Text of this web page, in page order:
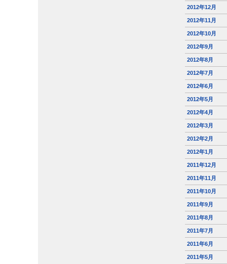
2012年12月
2012年11月
2012年10月
2012年9月
2012年8月
2012年7月
2012年6月
2012年5月
2012年4月
2012年3月
2012年2月
2012年1月
2011年12月
2011年11月
2011年10月
2011年9月
2011年8月
2011年7月
2011年6月
2011年5月